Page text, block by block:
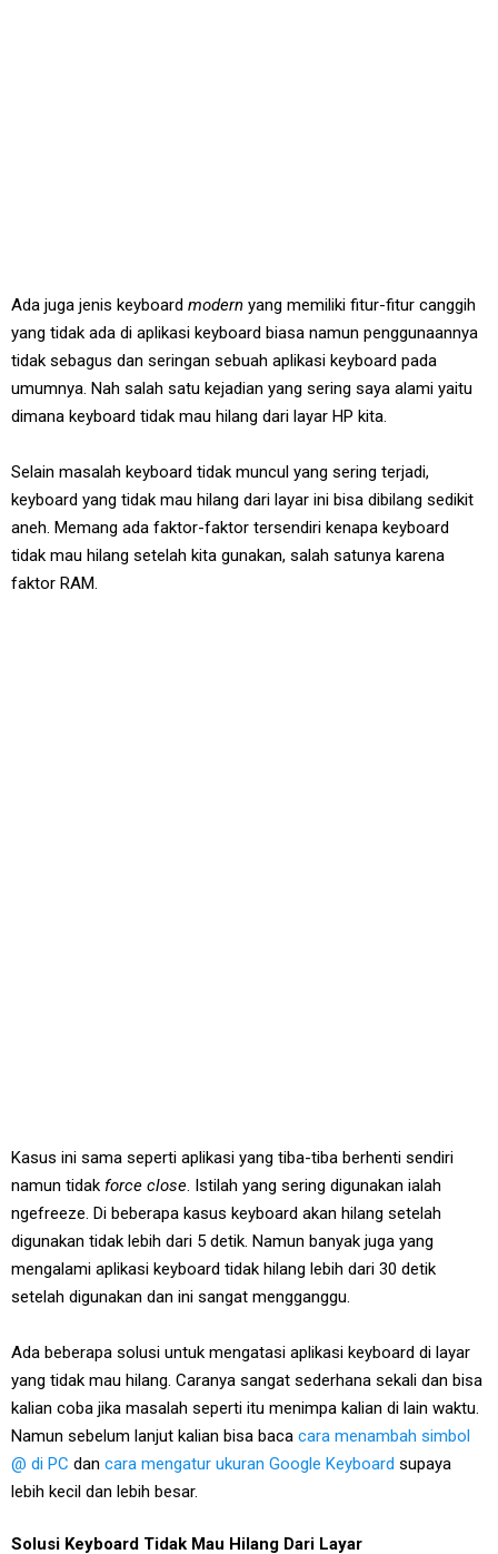
Ada juga jenis keyboard modern yang memiliki fitur-fitur canggih
yang tidak ada di aplikasi keyboard biasa namun penggunaannya
tidak sebagus dan seringan sebuah aplikasi keyboard pada
umumnya. Nah salah satu kejadian yang sering saya alami yaitu
dimana keyboard tidak mau hilang dari layar HP kita.
Selain masalah keyboard tidak muncul yang sering terjadi,
keyboard yang tidak mau hilang dari layar ini bisa dibilang sedikit
aneh. Memang ada faktor-faktor tersendiri kenapa keyboard
tidak mau hilang setelah kita gunakan, salah satunya karena
faktor RAM.
Kasus ini sama seperti aplikasi yang tiba-tiba berhenti sendiri
namun tidak force close. Istilah yang sering digunakan ialah
ngefreeze. Di beberapa kasus keyboard akan hilang setelah
digunakan tidak lebih dari 5 detik. Namun banyak juga yang
mengalami aplikasi keyboard tidak hilang lebih dari 30 detik
setelah digunakan dan ini sangat mengganggu.
Ada beberapa solusi untuk mengatasi aplikasi keyboard di layar
yang tidak mau hilang. Caranya sangat sederhana sekali dan bisa
kalian coba jika masalah seperti itu menimpa kalian di lain waktu.
Namun sebelum lanjut kalian bisa baca cara menambah simbol
@ di PC dan cara mengatur ukuran Google Keyboard supaya
lebih kecil dan lebih besar.
Solusi Keyboard Tidak Mau Hilang Dari Layar